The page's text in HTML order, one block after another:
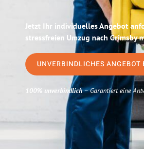
Jetzt Ihr individuelles Angebot
stressfreien Umzug nach Grimsby
UNVERBINDLICHES ANGEBOT
100% unverbindlich– Garantiert eine